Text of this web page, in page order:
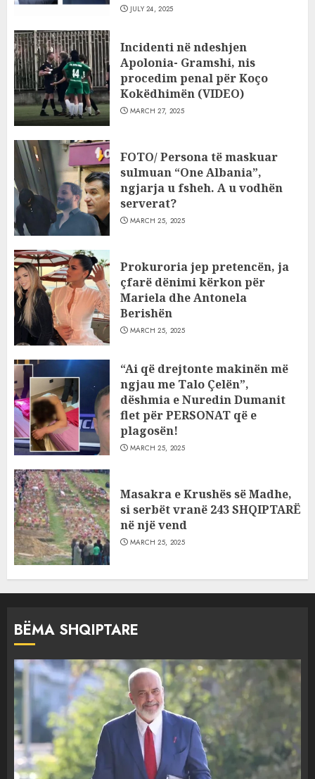
JULY 24, 2025
Incidenti në ndeshjen
Apolonia- Gramshi, nis
procedim penal për Koço
Kokëdhimën (VIDEO)
MARCH 27, 2025
FOTO/ Persona të maskuar
sulmuan “One Albania”,
ngjarja u fsheh. A u vodhën
serverat?
MARCH 25, 2025
Prokuroria jep pretencën, ja
çfarë dënimi kërkon për
Mariela dhe Antonela
Berishën
MARCH 25, 2025
“Ai që drejtonte makinën më
ngjau me Talo Çelën”,
dëshmia e Nuredin Dumanit
flet për PERSONAT që e
plagosën!
MARCH 25, 2025
Masakra e Krushës së Madhe,
si serbët vranë 243 SHQIPTARË
në një vend
MARCH 25, 2025
BËMA SHQIPTARE